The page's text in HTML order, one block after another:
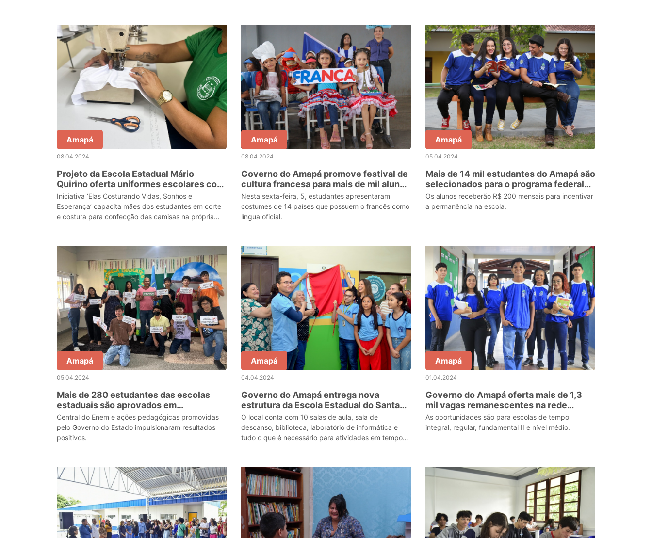
Amapá
08.04.2024
Projeto da Escola Estadual Mário
Quirino oferta uniformes escolares com
preços acessíveis para alunos, em
Macapá
Iniciativa ‘Elas Costurando Vidas, Sonhos e
Esperança’ capacita mães dos estudantes em corte
e costura para confecção das camisas na própria
Amapá
08.04.2024
Governo do Amapá promove festival de
cultura francesa para mais de mil alunos
do Conjunto Macapaba, em Macapá
Nesta sexta-feira, 5, estudantes apresentaram
costumes de 14 países que possuem o francês como
língua oficial.
Amapá
05.04.2024
Mais de 14 mil estudantes do Amapá são
selecionados para o programa federal
‘Pé de Meia’
Os alunos receberão R$ 200 mensais para incentivar
a permanência na escola.
Amapá
05.04.2024
Mais de 280 estudantes das escolas
estaduais são aprovados em
universidades públicas do Amapá
Central do Enem e ações pedagógicas promovidas
pelo Governo do Estado impulsionaram resultados
positivos.
Amapá
04.04.2024
Governo do Amapá entrega nova
estrutura da Escola Estadual do Santa
Inês, em Macapá
O local conta com 10 salas de aula, sala de
descanso, biblioteca, laboratório de informática e
tudo o que é necessário para atividades em tempo
Amapá
01.04.2024
Governo do Amapá oferta mais de 1,3
mil vagas remanescentes na rede
estadual de ensino
As oportunidades são para escolas de tempo
integral, regular, fundamental II e nível médio.